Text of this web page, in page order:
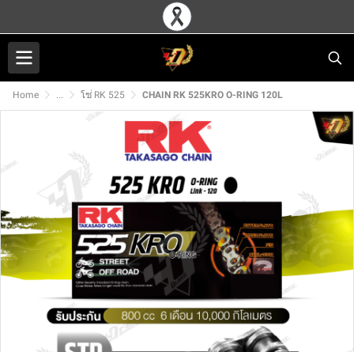
Home ... โซ่ RK 525 CHAIN RK 525KRO O-RING 120L